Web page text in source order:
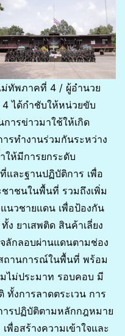
ทัพภาคที่ 4 / ผู้อำนวย
ได้กำชับให้หน่วยขับ
ารข่าวมาใช้ให้เกิด
รทำงานร่วมกันระหว่าง
ให้มีการยกระดับ
และฐานปฏิบัติการ เพื่อ
าชนในพื้นที่ รวมถึงเพิ่ม
แนวชายแดน เพื่อป้องกัน
ยาเสพติด สินค้าเลี่ยง
ลักลอบผ่านแดนตามช่อง
ถานการณ์ในพื้นที่ พร้อม
ไม่ประมาท รอบคอบ มี
งการลาดตระเวน การ
ารปฏิบัติตามหลักกฎหมาย
พื่อสร้างความเข้าใจและ